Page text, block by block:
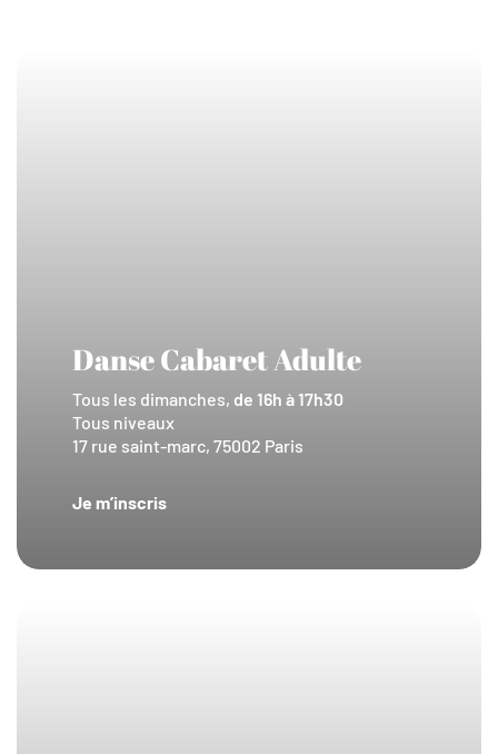
Danse Cabaret Adulte
Tous les dimanches, de 16h à 17h30
Tous niveaux
17 rue saint-marc, 75002 Paris
Je m’inscris